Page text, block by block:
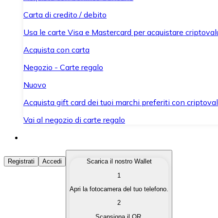
Carta di credito / debito
Usa le carte Visa e Mastercard per acquistare
Acquista con carta
Negozio - Carte regalo
Nuovo
Acquista gift card dei tuoi marchi preferiti con
Vai al negozio di carte regalo
Acquista Criptovalute
Acquista le criptovalute che ti interessano in modo
Converti le tue criptovalute in valuta fiat quando ne hai
Registrati Accedi
Scarica il nostro Wallet
1
Apri la fotocamera del tuo telefono.
2